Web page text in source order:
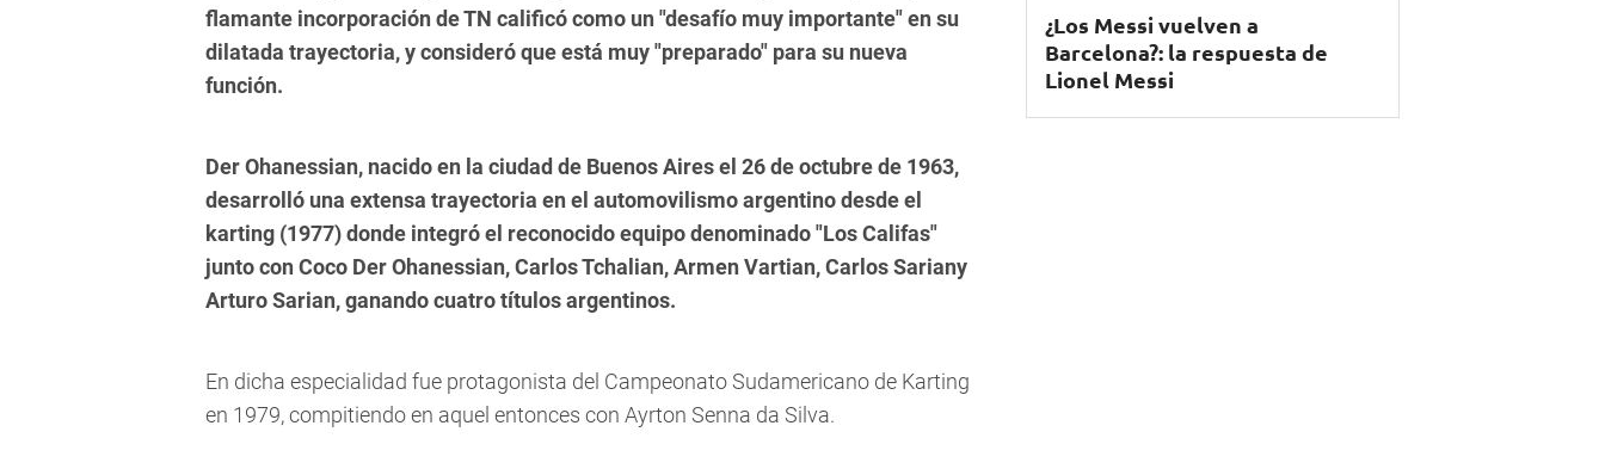
flamante incorporación de TN calificó como un "desafío muy importante" en su
dilatada trayectoria, y consideró que está muy "preparado" para su nueva
función.
Der Ohanessian, nacido en la ciudad de Buenos Aires el 26 de octubre de 1963,
desarrolló una extensa trayectoria en el automovilismo argentino desde el
karting (1977) donde integró el reconocido equipo denominado "Los Califas"
junto con Coco Der Ohanessian, Carlos Tchalian, Armen Vartian, Carlos Sariany
Arturo Sarian, ganando cuatro títulos argentinos.
En dicha especialidad fue protagonista del Campeonato Sudamericano de Karting
en 1979, compitiendo en aquel entonces con Ayrton Senna da Silva.
¿Los Messi vuelven a
Barcelona?: la respuesta de
Lionel Messi